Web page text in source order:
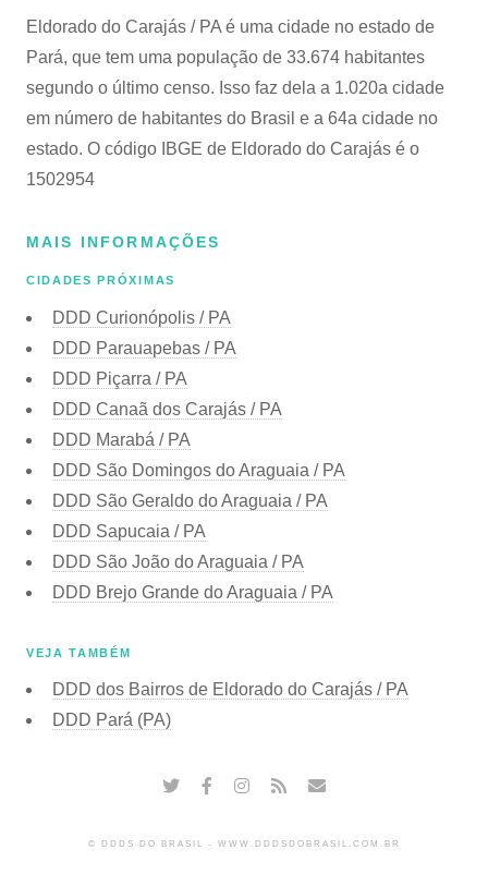
Eldorado do Carajás / PA é uma cidade no estado de
Pará, que tem uma população de 33.674 habitantes
segundo o último censo. Isso faz dela a 1.020a cidade
em número de habitantes do Brasil e a 64a cidade no
estado. O código IBGE de Eldorado do Carajás é o
1502954
MAIS INFORMAÇÕES
CIDADES PRÓXIMAS
DDD Curionópolis / PA
DDD Parauapebas / PA
DDD Piçarra / PA
DDD Canaã dos Carajás / PA
DDD Marabá / PA
DDD São Domingos do Araguaia / PA
DDD São Geraldo do Araguaia / PA
DDD Sapucaia / PA
DDD São João do Araguaia / PA
DDD Brejo Grande do Araguaia / PA
VEJA TAMBÉM
DDD dos Bairros de Eldorado do Carajás / PA
DDD Pará (PA)
© DDDS DO BRASIL - WWW.DDDSDOBRASIL.COM.BR